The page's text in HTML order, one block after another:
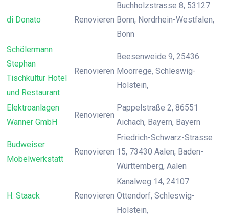
di Donato Renovieren
Buchholzstrasse 8, 53127
Bonn, Nordrhein-Westfalen,
Bonn
Schölermann
Stephan
Tischkultur Hotel
und Restaurant
Renovieren
Beesenweide 9, 25436
Moorrege, Schleswig-
Holstein,
Elektroanlagen
Wanner GmbH
Renovieren
Pappelstraße 2, 86551
Aichach, Bayern, Bayern
Budweiser
Möbelwerkstatt
Renovieren
Friedrich-Schwarz-Strasse
15, 73430 Aalen, Baden-
Württemberg, Aalen
H. Staack Renovieren
Kanalweg 14, 24107
Ottendorf, Schleswig-
Holstein,